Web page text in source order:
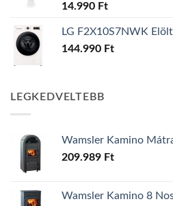
14.990 Ft
LG F2X10S7NWK
144.990 Ft
LEGKEDVELTEBB
Wamsler Kamino
209.989 Ft
Wamsler Kamino 8